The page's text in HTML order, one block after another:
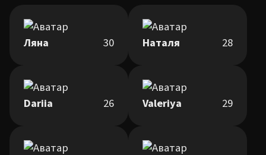
Ляна 30 Наталя 28
Dariia 26 Valeriya 29